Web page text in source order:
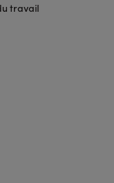
travail